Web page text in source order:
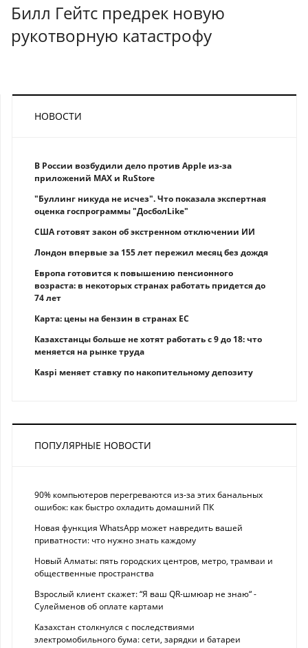
Билл Гейтс предрек новую
рукотворную катастрофу
НОВОСТИ
В России возбудили дело против Apple из-за
приложений MAX и RuStore
"Буллинг никуда не исчез". Что показала экспертная
оценка госпрограммы "ДосболLike"
США готовят закон об экстренном отключении ИИ
Лондон впервые за 155 лет пережил месяц без дождя
Европа готовится к повышению пенсионного
возраста: в некоторых странах работать придется до
74 лет
Карта: цены на бензин в странах ЕС
Казахстанцы больше не хотят работать с 9 до 18: что
меняется на рынке труда
Kaspi меняет ставку по накопительному депозиту
ПОПУЛЯРНЫЕ НОВОСТИ
90% компьютеров перегреваются из-за этих банальных
ошибок: как быстро охладить домашний ПК
Новая функция WhatsApp может навредить вашей
приватности: что нужно знать каждому
Новый Алматы: пять городских центров, метро, трамваи и
общественные пространства
Взрослый клиент скажет: “Я ваш QR-шмюар не знаю“ -
Сулейменов об оплате картами
Казахстан столкнулся с последствиями
электромобильного бума: сети, зарядки и батареи